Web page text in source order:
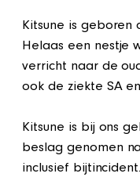
Kitsune is geboren
Helaas een nestje
verricht naar de
ook de ziekte SA
Kitsune is bij ons
beslag genomen
inclusief